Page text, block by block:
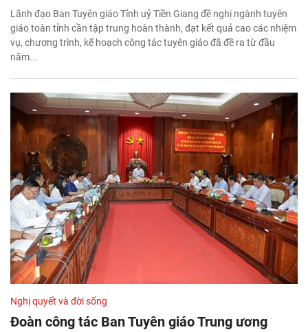
Lãnh đạo Ban Tuyên giáo Tỉnh uỷ Tiền Giang đề nghị ngành tuyên
giáo toàn tỉnh cần tập trung hoàn thành, đạt kết quả cao các nhiệm
vụ, chương trình, kế hoạch công tác tuyên giáo đã đề ra từ đầu
năm...
Nghị quyết và đời sống
Đoàn công tác Ban Tuyên giáo Trung ương